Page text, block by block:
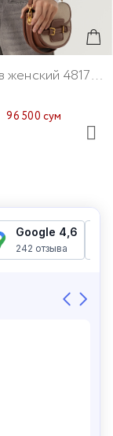
Лонгслив женский 48173-14
96 500 сум